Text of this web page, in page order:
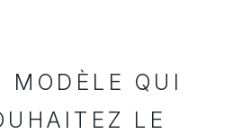
MODÈLE QUI
LE